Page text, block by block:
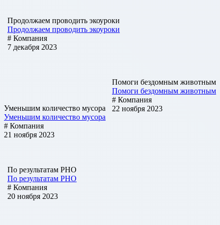
Продолжаем проводить экоуроки
Продолжаем проводить экоуроки
# Компания
7 декабря 2023
Помоги бездомным животным
Помоги бездомным животным
# Компания
22 ноября 2023
Уменьшим количество мусора
Уменьшим количество мусора
# Компания
21 ноября 2023
По результатам РНО
По результатам РНО
# Компания
20 ноября 2023